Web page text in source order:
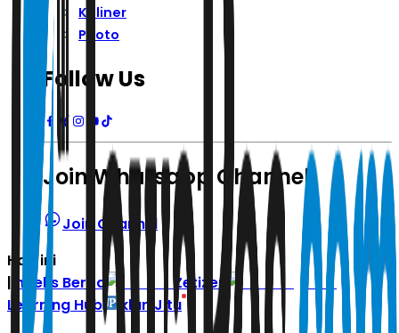
Kuliner
Photo
Follow Us
Join Whatsapp Channel
Join Channel
Hari ini
| Indeks Berita
Zetizen
Learning Hub
Iklan Jitu